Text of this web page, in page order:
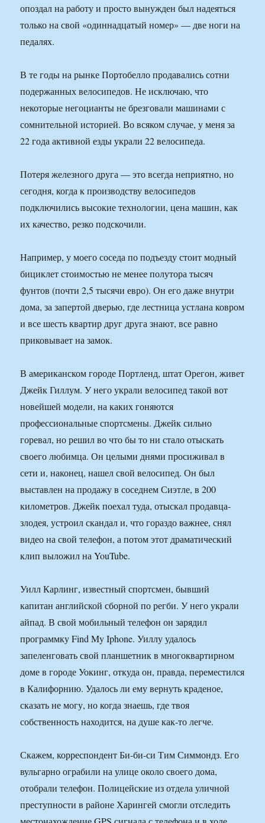
опоздал на работу и просто вынужден был надеяться
только на свой «одиннадцатый номер» — две ноги на
педалях.
В те годы на рынке Портобелло продавались сотни
подержанных велосипедов. Не исключаю, что
некоторые негоцианты не брезговали машинами с
сомнительной историей. Во всяком случае, у меня за
22 года активной езды украли 22 велосипеда.
Потеря железного друга — это всегда неприятно, но
сегодня, когда к производству велосипедов
подключились высокие технологии, цена машин, как
их качество, резко подскочили.
Например, у моего соседа по подъезду стоит модный
бициклет стоимостью не менее полутора тысяч
фунтов (почти 2,5 тысячи евро). Он его даже внутри
дома, за запертой дверью, где лестница устлана ковром
и все шесть квартир друг друга знают, все равно
приковывает на замок.
В американском городе Портленд, штат Орегон, живет
Джейк Гиллум. У него украли велосипед такой вот
новейшей модели, на каких гоняются
профессиональные спортсмены. Джейк сильно
горевал, но решил во что бы то ни стало отыскать
своего любимца. Он целыми днями просиживал в
сети и, наконец, нашел свой велосипед. Он был
выставлен на продажу в соседнем Сиэтле, в 200
километров. Джейк поехал туда, отыскал продавца-
злодея, устроил скандал и, что гораздо важнее, снял
видео на свой телефон, а потом этот драматический
клип выложил на YouTube.
Уилл Карлинг, известный спортсмен, бывший
капитан английской сборной по регби. У него украли
айпад. В свой мобильный телефон он зарядил
программку Find My Iphone. Уиллу удалось
запеленговать свой планшетник в многоквартирном
доме в городе Уокинг, откуда он, правда, переместился
в Калифорнию. Удалось ли ему вернуть краденое,
сказать не могу, но когда знаешь, где твоя
собственность находится, на душе как-то легче.
Скажем, корреспондент Би-би-си Тим Симмондз. Его
вульгарно ограбили на улице около своего дома,
отобрали телефон. Полицейские из отдела уличной
преступности в районе Харингей смогли отследить